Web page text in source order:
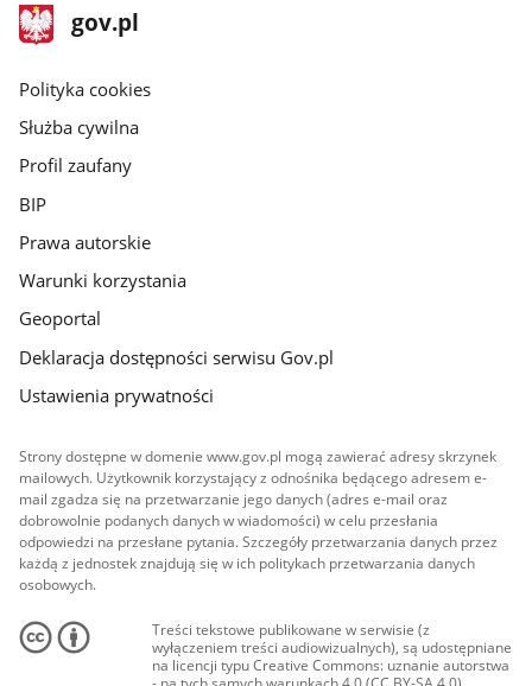
stopka
gov.pl
Strona
gov.pl
gov.pl
Polityka cookies
Służba cywilna
Profil zaufany
BIP
Prawa autorskie
Warunki korzystania
Geoportal
Deklaracja dostępności serwisu Gov.pl
Ustawienia prywatności
Strony dostępne w domenie www.gov.pl mogą zawierać adresy skrzynek
mailowych. Użytkownik korzystający z odnośnika będącego adresem e-
mail zgadza się na przetwarzanie jego danych (adres e-mail oraz
dobrowolnie podanych danych w wiadomości) w celu przesłania
odpowiedzi na przesłane pytania. Szczegóły przetwarzania danych przez
każdą z jednostek znajdują się w ich politykach przetwarzania danych
osobowych.
Treści tekstowe publikowane w serwisie (z
wyłączeniem treści audiowizualnych), są udostępniane
na licencji typu Creative Commons: uznanie autorstwa